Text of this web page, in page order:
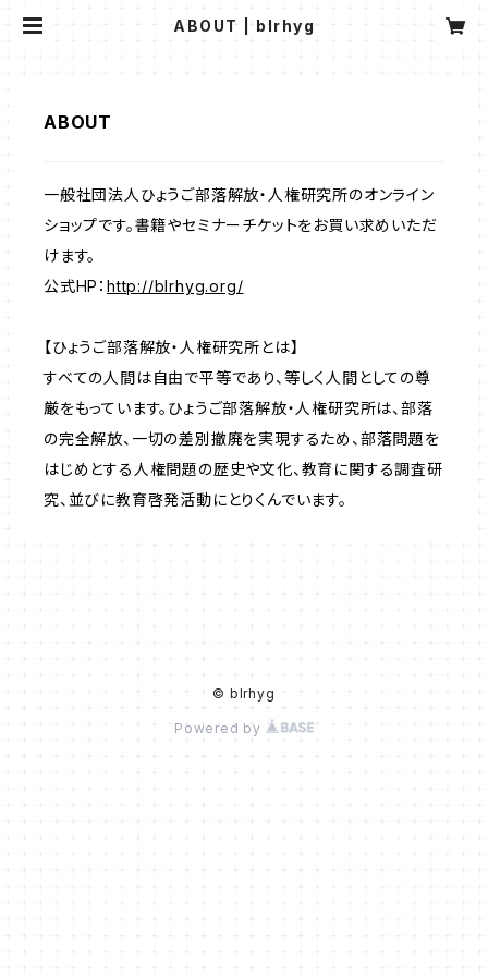
ABOUT | blrhyg
ABOUT
一般社団法人ひょうご部落解放・人権研究所のオンライン
ショップです。書籍やセミナーチケットをお買い求めいただ
けます。
公式HP： http://blrhyg.org/
【ひょうご部落解放・人権研究所とは】
すべての人間は自由で平等であり、等しく人間としての尊
厳をもっています。ひょうご部落解放・人権研究所は、部落
の完全解放、一切の差別撤廃を実現するため、部落問題を
はじめとする人権問題の歴史や文化、教育に関する調査研
究、並びに教育啓発活動にとりくんでいます。
© blrhyg
Powered by